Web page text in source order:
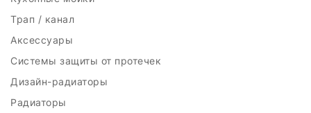
Трап / канал
Аксессуары
Системы защиты от протечек
Дизайн-радиаторы
Радиаторы